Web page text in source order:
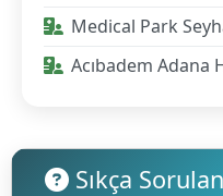
Medical Park
Acıbadem Adana
Sıkça